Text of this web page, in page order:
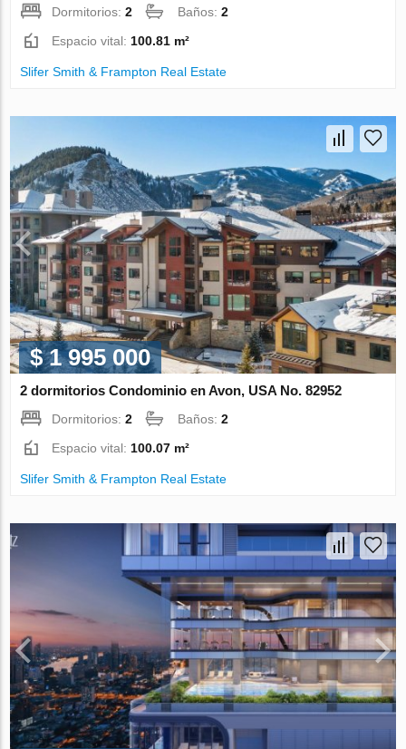
Dormitorios:2 Baños:2
Espacio vital: 100.81 m²
Slifer Smith & Frampton Real Estate
$ 1 995 000
2 dormitorios Condominio en Avon, USA No. 82952
Dormitorios:2 Baños:2
Espacio vital: 100.07 m²
Slifer Smith & Frampton Real Estate